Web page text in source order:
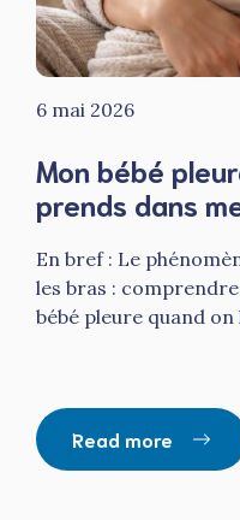
6 mai 2026
Mon bébé
prends dans
En bref : Le
les bras :
bébé pleure quand on
Read more